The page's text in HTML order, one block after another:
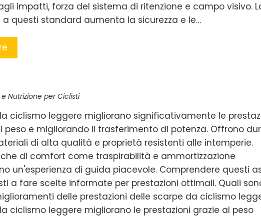
impatti, forza del sistema di ritenzione e campo visivo.
questi standard aumenta la sicurezza e le…
Nutrizione per Ciclisti
ciclismo leggere migliorano significativamente le
peso e migliorando il trasferimento di potenza. Offrono
di alta qualità e proprietà resistenti alle intemperie.
di comfort come traspirabilità e ammortizzazione
un'esperienza di guida piacevole. Comprendere questi
a fare scelte informate per prestazioni ottimali. Quali
delle prestazioni delle scarpe da ciclismo
ciclismo leggere migliorano le prestazioni grazie al peso